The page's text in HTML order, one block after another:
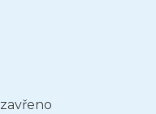
zavřeno